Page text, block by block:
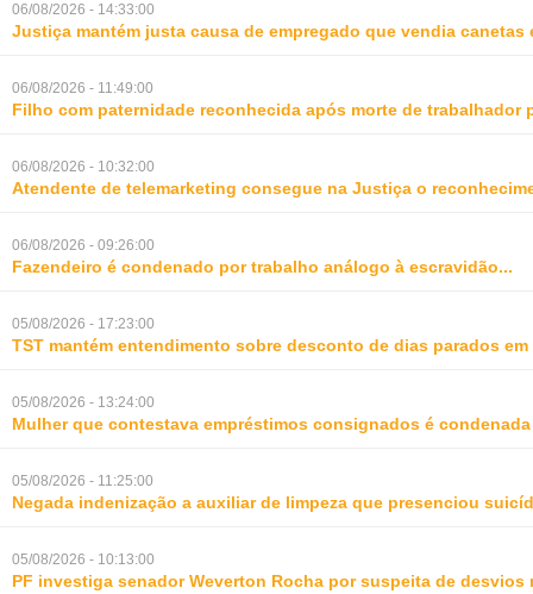
06/08/2026 - 14:33:00
Justiça mantém justa causa de empregado que vendia canetas
06/08/2026 - 11:49:00
Filho com paternidade reconhecida após morte de trabalhador
06/08/2026 - 10:32:00
Atendente de telemarketing consegue na Justiça o
06/08/2026 - 09:26:00
Fazendeiro é condenado por trabalho análogo à escravidão...
05/08/2026 - 17:23:00
TST mantém entendimento sobre desconto de dias parados
05/08/2026 - 13:24:00
Mulher que contestava empréstimos consignados é
05/08/2026 - 11:25:00
Negada indenização a auxiliar de limpeza que presenciou
05/08/2026 - 10:13:00
PF investiga senador Weverton Rocha por suspeita de desvios